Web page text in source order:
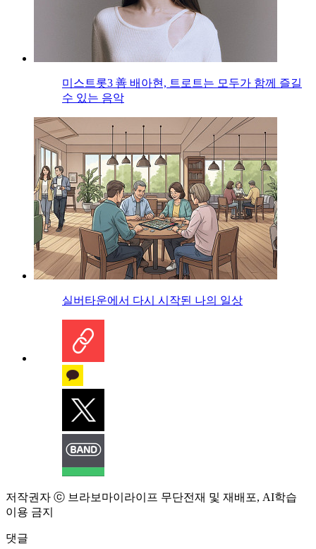
미스트롯3 善 배아현, 트로트는 모두가 함께 즐길
수 있는 음악
실버타운에서 다시 시작된 나의 일상
저작권자 ⓒ 브라보마이라이프 무단전재 및 재배포, AI학습
이용 금지
댓글